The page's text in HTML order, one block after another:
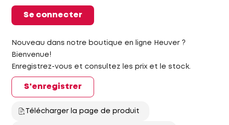
Se connecter
Nouveau dans notre boutique en ligne Heuver ?
Bienvenue!
Enregistrez-vous et consultez les prix et le stock.
S'enregistrer
Télécharger la page de produit